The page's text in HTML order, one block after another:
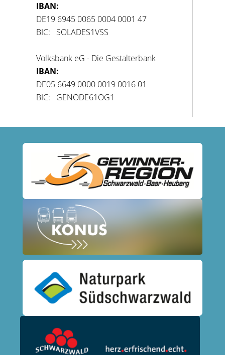
IBAN:
DE19 6945 0065 0004 0001 47
BIC: SOLADES1VSS
Volksbank eG - Die Gestalterbank
IBAN:
DE05 6649 0000 0019 0016 01
BIC: GENODE61OG1